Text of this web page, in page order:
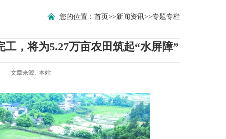
您的位置： 首页>>新闻资讯>>专题专栏
，将为5.27万亩农田筑起“水屏障”
文章来源: 本站